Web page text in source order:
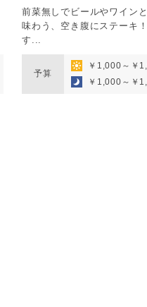
前菜無しでビールやワイン
味わう、空き腹にステーキ
す...
予算
￥1,000～￥
￥1,000～￥